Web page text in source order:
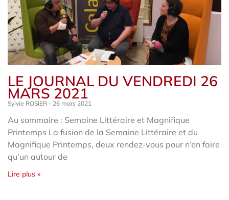
LE JOURNAL DU VENDREDI 26
MARS 2021
Sylvie ROSIER 26 mars 2021
Au sommaire : Semaine Littéraire et Magnifique
Printemps La fusion de la Semaine Littéraire et du
Magnifique Printemps, deux rendez-vous pour n’en faire
qu’un autour de
Lire plus »